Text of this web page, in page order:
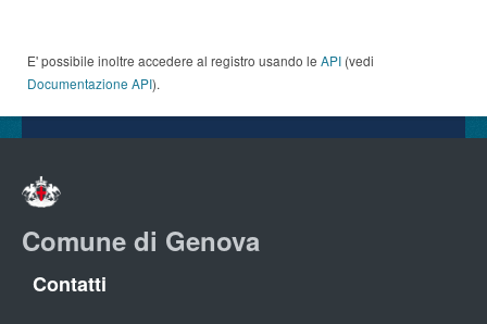
E' possibile inoltre accedere al registro usando le API (vedi
Documentazione API).
Comune di Genova
Contatti